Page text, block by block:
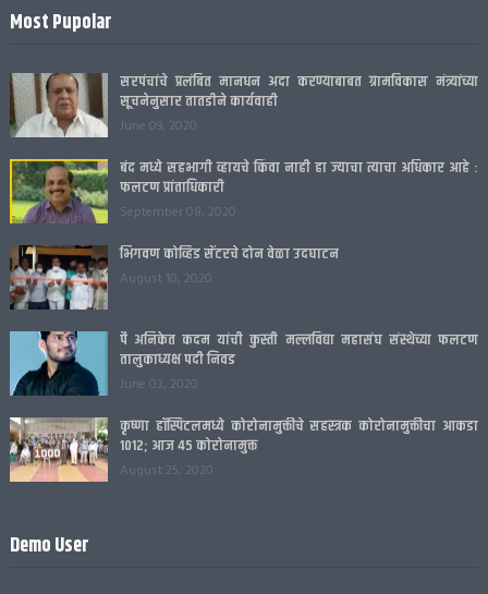
Most Pupolar
सरपंचांचे प्रलंबित मानधन अदा करण्याबाबत ग्रामविकास मंत्र्यांच्या
सूचनेनुसार तातडीने कार्यवाही
June 09, 2020
बंद मध्ये सहभागी व्हायचे किंवा नाही हा ज्याचा त्याचा अधिकार आहे :
फलटण प्रांताधिकारी
September 08, 2020
भिगवण कोव्हिड सेंटरचे दोन वेळा उदघाटन
August 10, 2020
पै अनिकेत कदम यांची कुस्ती मल्लविद्या महासंघ संस्थेच्या फलटण
तालुकाध्यक्ष पदी निवड
June 03, 2020
कृष्णा हॉस्पिटलमध्ये कोरोनामुक्तीचे सहस्त्रक कोरोनामुक्तीचा आकडा
1012; आज 45 कोरोनामुक्त
August 25, 2020
Demo User